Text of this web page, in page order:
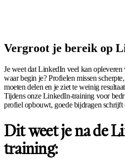
Vergroot je bereik op
Je weet dat LinkedIn veel kan
waar begin je? Profielen missen
moeten delen en je ziet te weinig
Tijdens onze LinkedIn-training voor
profiel opbouwt, goede bijdragen
Dit weet je na de
training: